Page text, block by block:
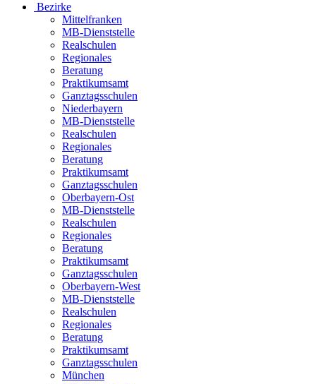
Bezirke
Mittelfranken
MB-Dienststelle
Realschulen
Regionales
Beratung
Praktikumsamt
Ganztagsschulen
Niederbayern
MB-Dienststelle
Realschulen
Regionales
Beratung
Praktikumsamt
Ganztagsschulen
Oberbayern-Ost
MB-Dienststelle
Realschulen
Regionales
Beratung
Praktikumsamt
Ganztagsschulen
Oberbayern-West
MB-Dienststelle
Realschulen
Regionales
Beratung
Praktikumsamt
Ganztagsschulen
München